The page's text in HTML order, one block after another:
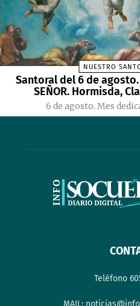
NUESTRO
Santoral del 6 de agosto.
SEÑOR. Hormisda,
6 de agosto. Mes
Teléfono
MAIL: